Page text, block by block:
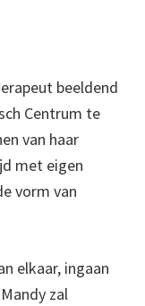
beeldend
Centrum te
van haar
met eigen
vorm van
elkaar, ingaan
zal